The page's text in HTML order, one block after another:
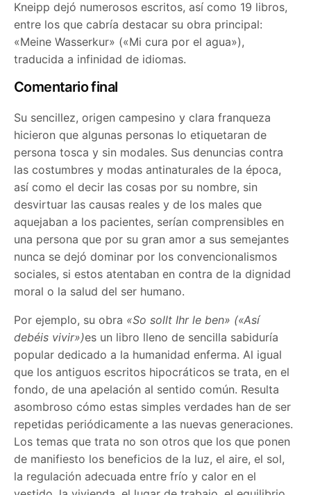
Kneipp dejó numerosos escritos, así como 19 libros,
entre los que cabría destacar su obra principal:
«Meine Wasserkur» («Mi cura por el agua»),
traducida a infinidad de idiomas.
Comentario final
Su sencillez, origen campesino y clara franqueza
hicieron que algunas personas lo etiquetaran de
persona tosca y sin modales. Sus denuncias contra
las costumbres y modas antinaturales de la época,
así como el decir las cosas por su nombre, sin
desvirtuar las causas reales y de los males que
aquejaban a los pacientes, serían comprensibles en
una persona que por su gran amor a sus semejantes
nunca se dejó dominar por los convencionalismos
sociales, si estos atentaban en contra de la dignidad
moral o la salud del ser humano.
Por ejemplo, su obra «So sollt Ihr le ben» («Así
debéis vivir»)es un libro lleno de sencilla sabiduría
popular dedicado a la humanidad enferma. Al igual
que los antiguos escritos hipocráticos se trata, en el
fondo, de una apelación al sentido común. Resulta
asombroso cómo estas simples verdades han de ser
repetidas periódicamente a las nuevas generaciones.
Los temas que trata no son otros que los que ponen
de manifiesto los beneficios de la luz, el aire, el sol,
la regulación adecuada entre frío y calor en el